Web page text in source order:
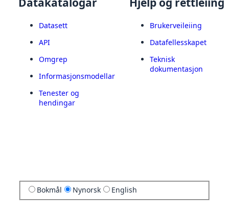
Datasett
API
Omgrep
Informasjonsmodellar
Tenester og
hendingar
Brukerveileiing
Datafellesskapet
Teknisk
dokumentasjon
Bokmål Nynorsk English